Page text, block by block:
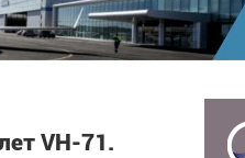
VH-71.